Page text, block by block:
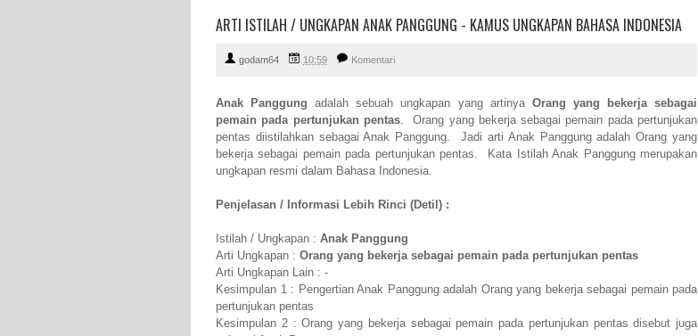
ARTI ISTILAH / UNGKAPAN ANAK PANGGUNG - KAMUS UNGKAPAN BAHASA INDONESIA
godam64 10:59 Komentari
Anak Panggung adalah sebuah ungkapan yang artinya Orang yang bekerja sebagai
pemain pada pertunjukan pentas. Orang yang bekerja sebagai pemain pada pertunjukan
pentas diistilahkan sebagai Anak Panggung. Jadi arti Anak Panggung adalah Orang yang
bekerja sebagai pemain pada pertunjukan pentas. Kata Istilah Anak Panggung merupakan
ungkapan resmi dalam Bahasa Indonesia.
Penjelasan / Informasi Lebih Rinci (Detil) :
Istilah / Ungkapan : Anak Panggung
Arti Ungkapan : Orang yang bekerja sebagai pemain pada pertunjukan pentas
Arti Ungkapan Lain : -
Kesimpulan 1 : Pengertian Anak Panggung adalah Orang yang bekerja sebagai pemain pada
pertunjukan pentas
Kesimpulan 2 : Orang yang bekerja sebagai pemain pada pertunjukan pentas disebut juga